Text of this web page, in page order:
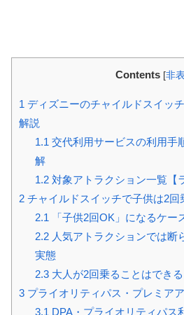
Contents [非
1 ディズニーのチャイルドスイッ
解説
1.1 交代利用サービスの利用手
解
1.2対象アトラクション一覧【
2 チャイルドスイッチで子供は2回
2.1 「子供2回OK」になるケー
2.2人気アトラクションでは断
実態
2.3大人が2回乗ることはできる
3 プライオリティパス・プレミア
3.1 DPA・プライオリティパス